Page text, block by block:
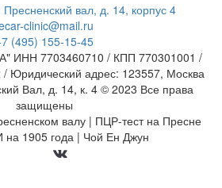
вал, д. 14, корпус 4
clinic@mail.ru
(495) 155-15-45
ИНН 7703460710 / КПП 770301001 /
Юридический адрес: 123557, Москва
Вал, д. 14, к. 4 © 2023 Все права
защищены
валу | ПЦР-тест на Пресне
на 1905 года | Чой Ен Джун